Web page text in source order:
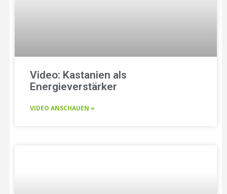
Video: Kastanien als
Energieverstärker
VIDEO ANSCHAUEN »